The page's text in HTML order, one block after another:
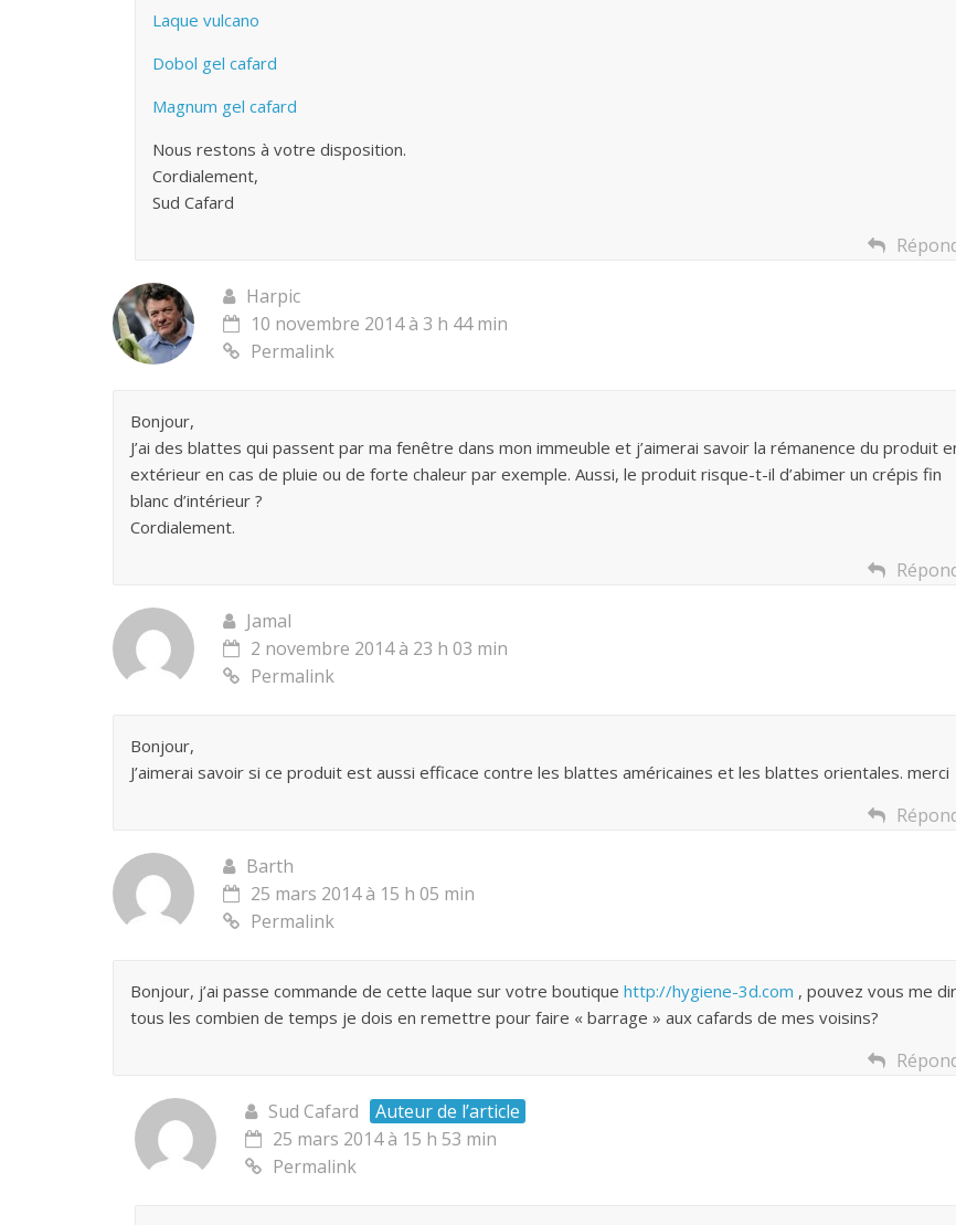
Laque vulcano
Dobol gel cafard
Magnum gel cafard
Nous restons à votre disposition.
Cordialement,
Sud Cafard
Harpic
10 novembre 2014 à 3 h 44 min
Permalink
Bonjour,
J’ai des blattes qui passent par ma fenêtre dans mon immeuble et j’aimerai savoir la rémanence du produit
extérieur en cas de pluie ou de forte chaleur par exemple. Aussi, le produit risque-t-il d’abimer un crépis fin
blanc d’intérieur ?
Cordialement.
Jamal
2 novembre 2014 à 23 h 03 min
Permalink
Bonjour,
J’aimerai savoir si ce produit est aussi efficace contre les blattes américaines et les blattes orientales. merci
Barth
25 mars 2014 à 15 h 05 min
Permalink
Bonjour, j’ai passe commande de cette laque sur votre boutique http://hygiene-3d.com , pouvez vous me
tous les combien de temps je dois en remettre pour faire « barrage » aux cafards de mes voisins?
Sud Cafard
Auteur de l’article
25 mars 2014 à 15 h 53 min
Permalink